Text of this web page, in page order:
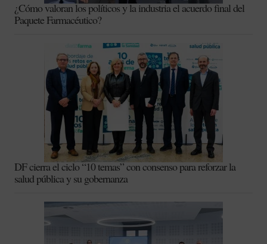
¿Cómo valoran los políticos y la industria el acuerdo final del
Paquete Farmacéutico?
DF cierra el ciclo “10 temas” con consenso para reforzar la
salud pública y su gobernanza